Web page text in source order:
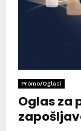
Promo/Oglasi
Oglas za